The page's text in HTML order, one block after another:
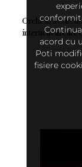
Orchestra
interactiv în care
acord cu
Poti
fisiere